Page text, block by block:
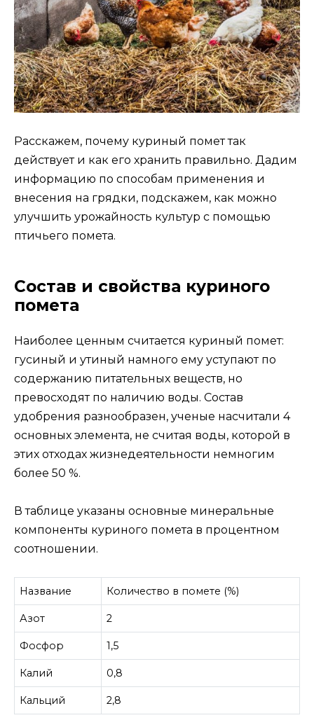
Расскажем, почему куриный помет так
действует и как его хранить правильно. Дадим
информацию по способам применения и
внесения на грядки, подскажем, как можно
улучшить урожайность культур с помощью
птичьего помета.
Состав и свойства куриного
помета
Наиболее ценным считается куриный помет:
гусиный и утиный намного ему уступают по
содержанию питательных веществ, но
превосходят по наличию воды. Состав
удобрения разнообразен, ученые насчитали 4
основных элемента, не считая воды, которой в
этих отходах жизнедеятельности немногим
более 50 %.
В таблице указаны основные минеральные
компоненты куриного помета в процентном
соотношении.
Название Количество в помете (%)
Азот 2
Фосфор 1,5
Калий 0,8
Кальций 2,8